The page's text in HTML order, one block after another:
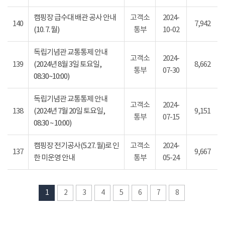
140
캠핑장 급수대 배관 공사 안내
(10. 7. 월)
고객소
통부
2024-
10-02
7,942
139
독립기념관 교통통제 안내
(2024년 8월 3일 토요일,
08:30~10:00)
고객소
통부
2024-
07-30
8,662
138
독립기념관 교통통제 안내
(2024년 7월 20일 토요일,
08:30 ~ 10:00)
고객소
통부
2024-
07-15
9,151
137
캠핑장 전기공사(5.27. 월)로 인
한 미운영 안내
고객소
통부
2024-
05-24
9,667
1 2 3 4 5 6 7 8